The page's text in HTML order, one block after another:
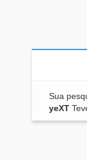
Sua
yeXT